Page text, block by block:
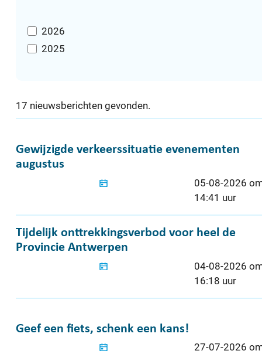
2026
2025
17 nieuwsberichten gevonden.
Gewijzigde verkeerssituatie evenementen
augustus
Gepubliceerd
05-08-2026
14:41 uur
Tijdelijk onttrekkingsverbod voor heel de
Tijdelijk onttrekkingsverbod voor heel de
Provincie Antwerpen
Gepubliceerd
04-08-2026
16:18 uur
Geef een fiets, schenk een kans!
Gepubliceerd
27-07-2026